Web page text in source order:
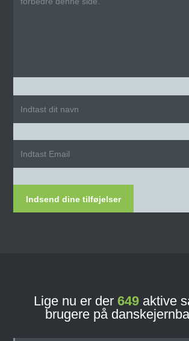
Indsend dine tilføjelser
Lige nu er der 649aktive
brugere på